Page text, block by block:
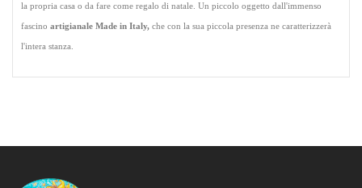
la propria casa o da fare come regalo di natale. Un piccolo oggetto dall'immenso
fascino artigianale Made in Italy, che con la sua piccola presenza ne caratterizzerà
l'intera stanza.